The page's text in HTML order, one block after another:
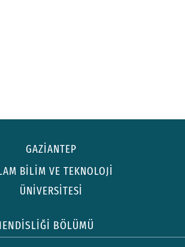
GAZİANTEP
BİLİM VE TEKNOLOJİ
ÜNİVERSİTESİ
BÖLÜMÜ